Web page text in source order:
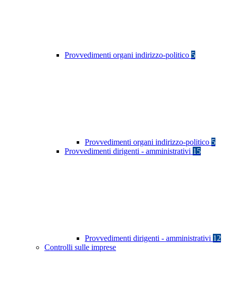
Provvedimenti organi indirizzo-politico 5
Provvedimenti organi indirizzo-politico 5
Provvedimenti dirigenti - amministrativi 15
Provvedimenti dirigenti - amministrativi 12
Controlli sulle imprese